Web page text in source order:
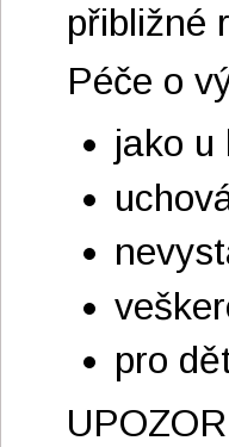
přibližné
Péče o
jako u
pro